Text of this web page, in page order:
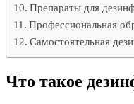
Препараты для
Профессиональная
Самостоятельная
Что такое